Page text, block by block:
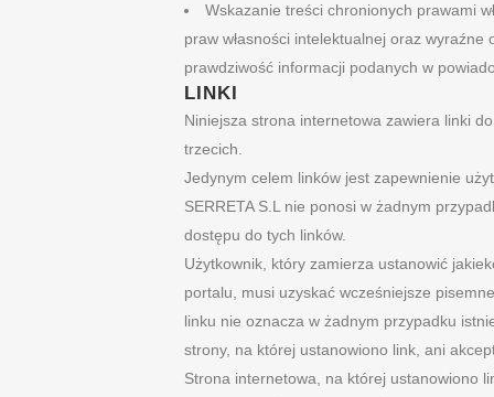
Wskazanie treści chronionych prawami
praw własności intelektualnej oraz
prawdziwość informacji podanych w
LINKI
Niniejsza strona internetowa zawiera linki
trzecich.
Jedynym celem linków jest zapewnienie
SERRETA S.L nie ponosi w żadnym
dostępu do tych linków.
Użytkownik, który zamierza ustanowić
portalu, musi uzyskać wcześniejsze
linku nie oznacza w żadnym przypadku
strony, na której ustanowiono link, ani
Strona internetowa, na której ustanowiono